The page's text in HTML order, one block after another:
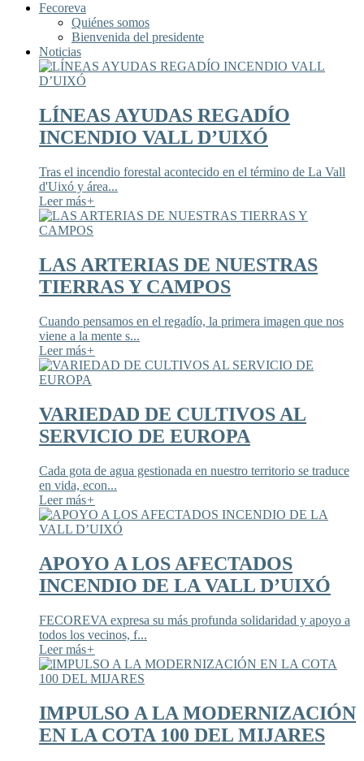
Fecoreva
Quiénes somos
Bienvenida del presidente
Noticias
LÍNEAS AYUDAS REGADÍO
INCENDIO VALL D’UIXÓ
Tras el incendio forestal acontecido en el término de La Vall
d'Uixó y área...
Leer más+
LAS ARTERIAS DE NUESTRAS
TIERRAS Y CAMPOS
Cuando pensamos en el regadío, la primera imagen que nos
viene a la mente s...
Leer más+
VARIEDAD DE CULTIVOS AL
SERVICIO DE EUROPA
Cada gota de agua gestionada en nuestro territorio se traduce
en vida, econ...
Leer más+
APOYO A LOS AFECTADOS
INCENDIO DE LA VALL D’UIXÓ
FECOREVA expresa su más profunda solidaridad y apoyo a
todos los vecinos, f...
Leer más+
IMPULSO A LA MODERNIZACIÓN
EN LA COTA 100 DEL MIJARES